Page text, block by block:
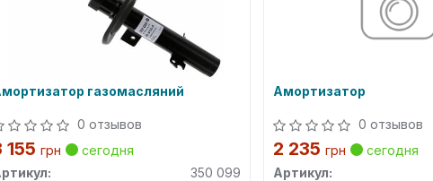
газомасляний
0 отзывов
155 грн
сегодня
350 099
Амортизатор
0 отзывов
2 235 грн
сегодня
Артикул: